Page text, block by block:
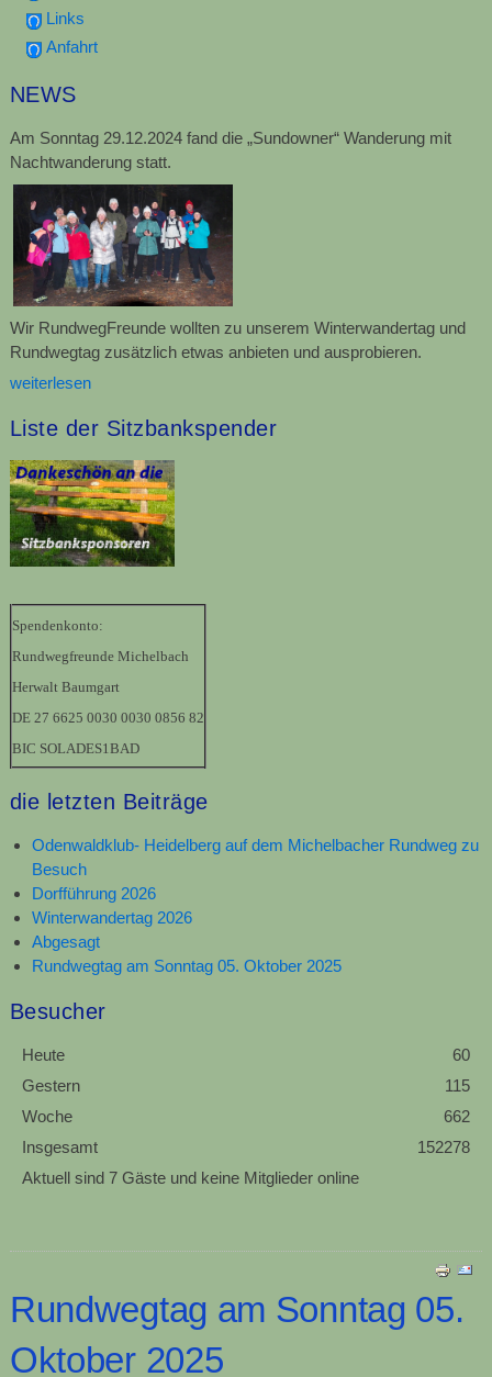
Links
Anfahrt
NEWS
Am Sonntag 29.12.2024 fand die „Sundowner“ Wanderung mit
Nachtwanderung statt.
Wir RundwegFreunde wollten zu unserem Winterwandertag und
Rundwegtag zusätzlich etwas anbieten und ausprobieren.
weiterlesen
Liste der Sitzbankspender
Spendenkonto:
Rundwegfreunde Michelbach
Herwalt Baumgart
DE 27 6625 0030 0030 0856 82
BIC SOLADES1BAD
die letzten Beiträge
Odenwaldklub- Heidelberg auf dem Michelbacher Rundweg zu
Besuch
Dorfführung 2026
Winterwandertag 2026
Abgesagt
Rundwegtag am Sonntag 05. Oktober 2025
Besucher
Heute
60
Gestern
115
Woche
662
Insgesamt
152278
Aktuell sind 7 Gäste und keine Mitglieder online
Rundwegtag am Sonntag 05.
Oktober 2025